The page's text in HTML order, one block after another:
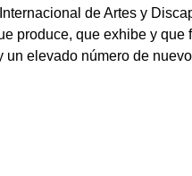
de Artes y
produce, que exhibe y que
elevado número de